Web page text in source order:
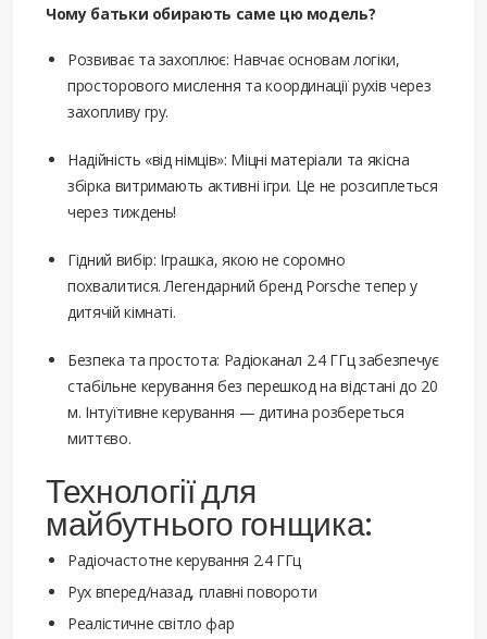
Чому батьки обирають саме цю модель?
Розвиває та захоплює: Навчає основам логіки,
просторового мислення та координації рухів через
захопливу гру.
Надійність «від німців»: Міцні матеріали та якісна
збірка витримають активні ігри. Це не розсиплеться
через тиждень!
Гідний вибір: Іграшка, якою не соромно
похвалитися. Легендарний бренд Porsche тепер у
дитячій кімнаті.
Безпека та простота: Радіоканал 2.4 ГГц забезпечує
стабільне керування без перешкод на відстані до 20
м. Інтуїтивне керування — дитина розбереться
миттєво.
Технології для
майбутнього гонщика:
Радіочастотне керування 2.4 ГГц
Рух вперед/назад, плавні повороти
Реалістичне світло фар